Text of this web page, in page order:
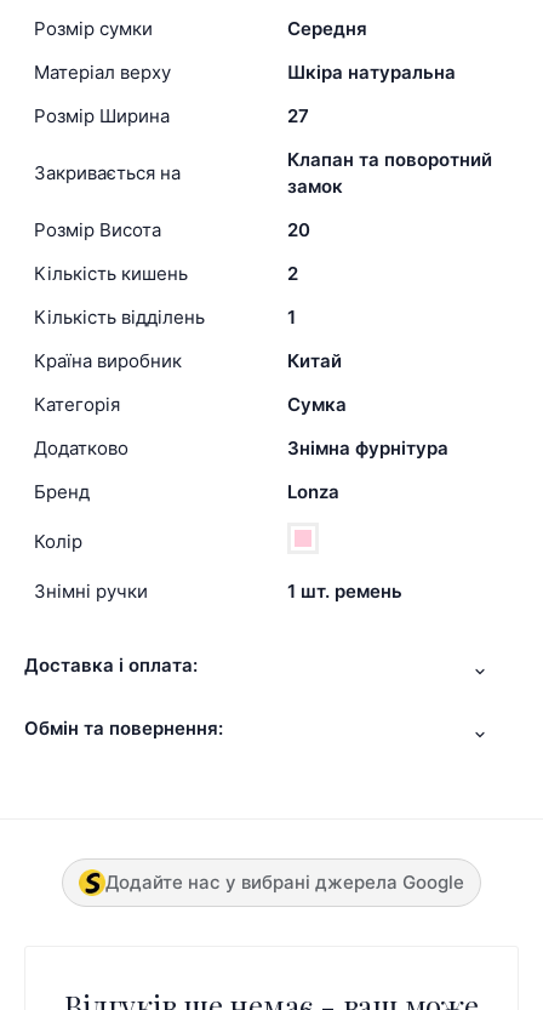
Розмір сумки
Середня
Матеріал верху
Шкіра натуральна
Розмір Ширина
27
Закривається на
Клапан та поворотний
замок
Розмір Висота
20
Кількість кишень
2
Кількість відділень
1
Країна виробник
Китай
Категорія
Сумка
Додатково
Знімна фурнітура
Бренд
Lonza
Колір
Знімні ручки 1 шт. ремень
Доставка і оплата:
Обмін та повернення:
Додайте нас у вибрані джерела Google